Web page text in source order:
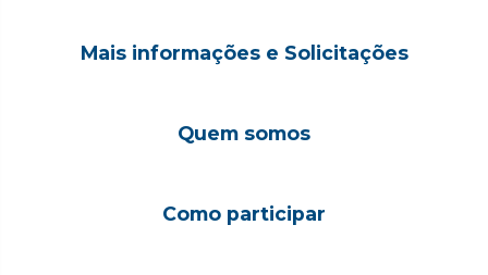
Mais informações e Solicitações
Quem somos
Como participar